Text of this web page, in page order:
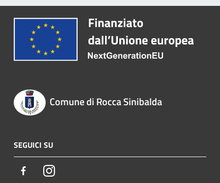
Comune di Rocca Sinibalda
SEGUICI SU
FacebookInstagram